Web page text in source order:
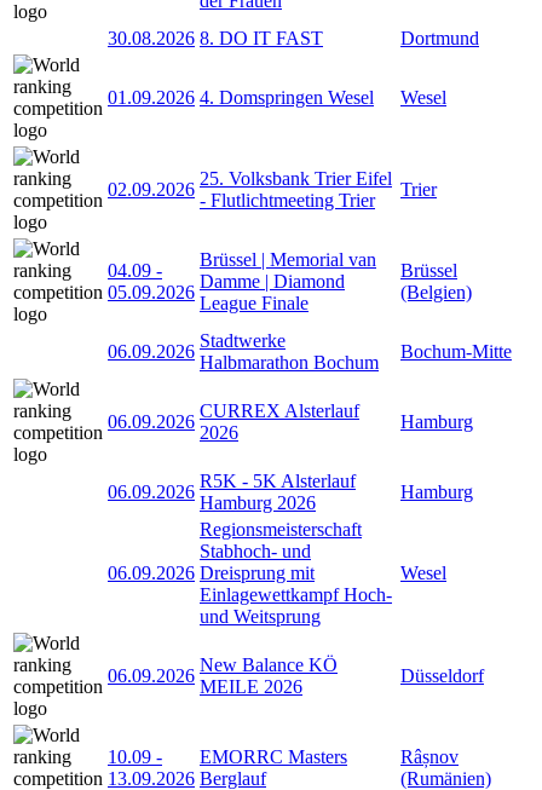
30.08.2026 8. DO IT FAST Dortmund
01.09.2026 4. Domspringen Wesel Wesel
02.09.2026
25. Volksbank Trier Eifel
- Flutlichtmeeting Trier
Trier
04.09 -
05.09.2026
Brüssel | Memorial van
Damme | Diamond
League Finale
Brüssel
(Belgien)
06.09.2026
Stadtwerke
Halbmarathon Bochum
Bochum-Mitte
06.09.2026
CURREX Alsterlauf
2026
Hamburg
06.09.2026
R5K - 5K Alsterlauf
Hamburg 2026
Hamburg
06.09.2026
Regionsmeisterschaft
Stabhoch- und
Dreisprung mit
Einlagewettkampf Hoch-
und Weitsprung
Wesel
06.09.2026
New Balance KÖ
MEILE 2026
Düsseldorf
10.09 -
13.09.2026
EMORRC Masters
Berglauf
Râșnov
(Rumänien)